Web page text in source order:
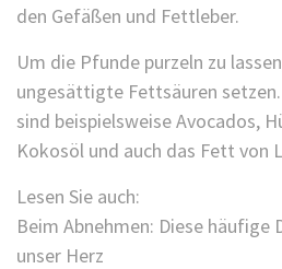
den Gefäßen und Fettleber.
Um die Pfunde purzeln zu
ungesättigte Fettsäuren
sind beispielsweise Avocados,
Kokosöl und auch das Fett von
Lesen Sie auch:
Beim Abnehmen: Diese häufige
unser Herz